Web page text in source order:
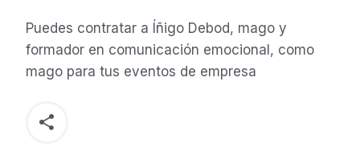
Puedes contratar a Íñigo Debod, mago y
formador en comunicación emocional, como
mago para tus eventos de empresa